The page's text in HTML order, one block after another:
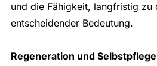
und die Fähigkeit, langfristig zu
entscheidender Bedeutung.
Regeneration und